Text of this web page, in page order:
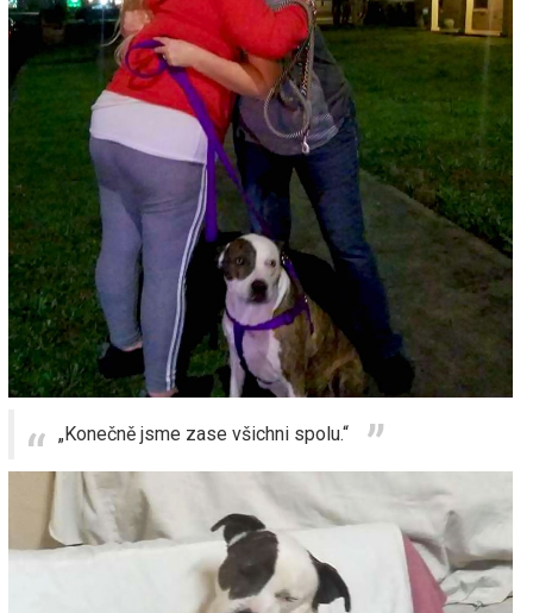
„Konečně jsme zase všichni spolu.“